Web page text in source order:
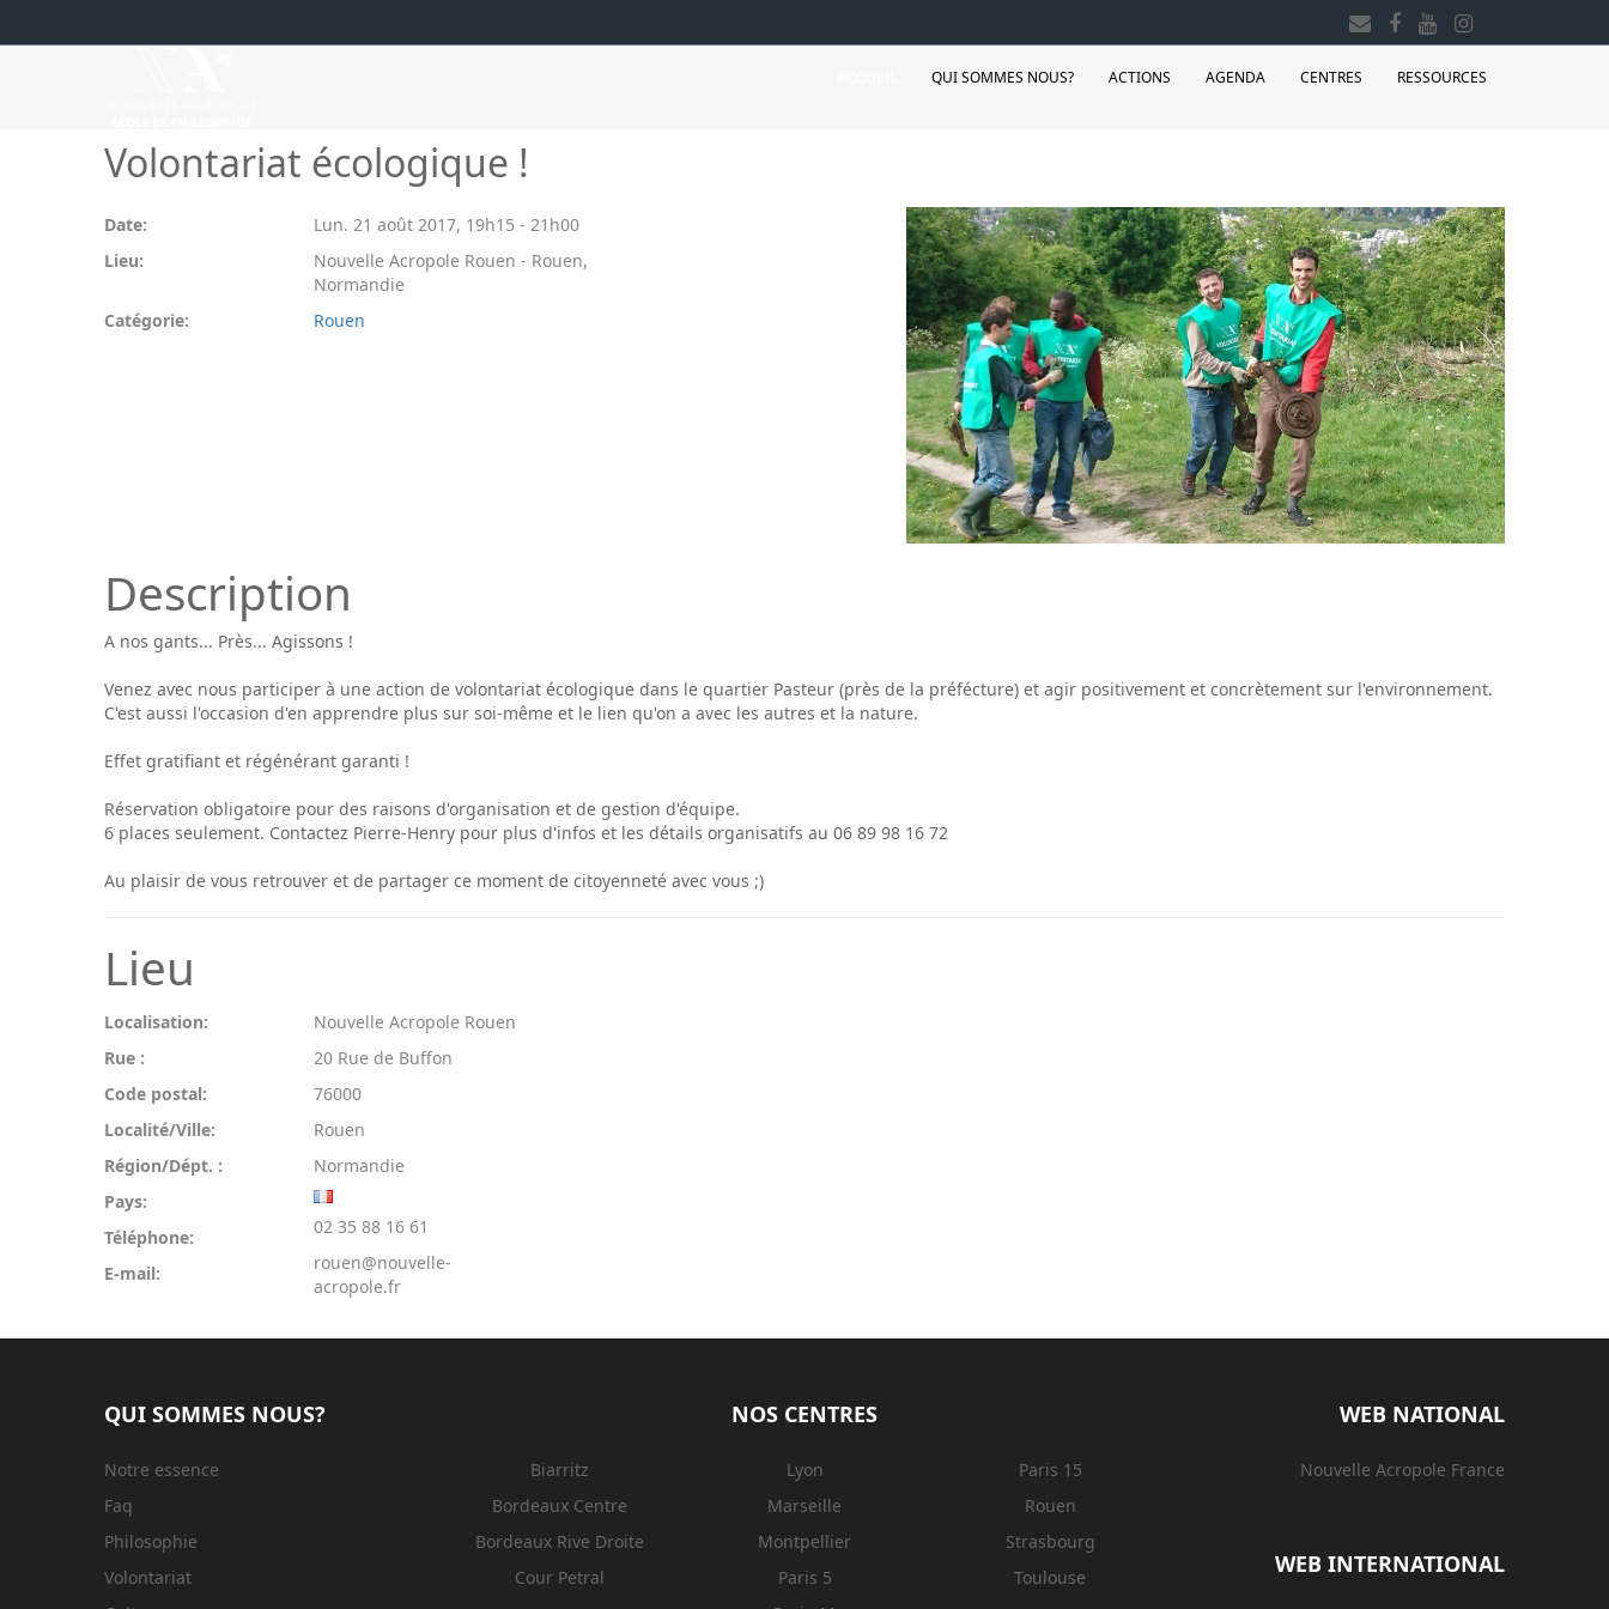
QUI SOMMES NOUS? ACTIONS AGENDA CENTRES RESSOURCES
Volontariat écologique !
Date: Lun. 21 août 2017, 19h15 - 21h00
Lieu:
Nouvelle Acropole Rouen - Rouen,
Normandie
Catégorie:
Rouen
Description
A nos gants... Près... Agissons !
Venez avec nous participer à une action de volontariat écologique dans le quartier Pasteur (près de la préfécture) et agir positivement et concrètement sur l'environnement.
C'est aussi l'occasion d'en apprendre plus sur soi-même et le lien qu'on a avec les autres et la nature.
Effet gratifiant et régénérant garanti !
Réservation obligatoire pour des raisons d'organisation et de gestion d'équipe.
6 places seulement. Contactez Pierre-Henry pour plus d'infos et les détails organisatifs au 06 89 98 16 72
Au plaisir de vous retrouver et de partager ce moment de citoyenneté avec vous ;)
Lieu
Localisation:
Nouvelle Acropole Rouen
Rue :
20 Rue de Buffon
Code postal:
76000
Localité/Ville:
Rouen
Région/Dépt. :
Normandie
Pays:
Téléphone:
02 35 88 16 61
E-mail:
rouen@nouvelle-
acropole.fr
QUI SOMMES NOUS?
Notre essence
Faq
Philosophie
Volontariat
NOS CENTRES
Biarritz
Bordeaux Centre
Bordeaux Rive Droite
Cour Petral
Lyon
Marseille
Montpellier
Paris 5
Paris 15
Rouen
Strasbourg
Toulouse
WEB NATIONAL
Nouvelle Acropole France
WEB INTERNATIONAL